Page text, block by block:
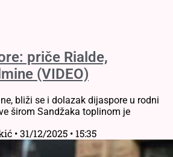
priče Rialde,
(VIDEO)
bliži se i dolazak dijaspore u rodni
širom Sandžaka toplinom je
31/12/2025 15:35